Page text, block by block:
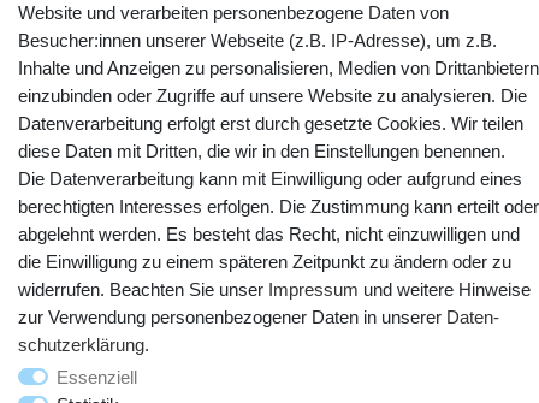
Vertrag widerrufen Kontakt
YouTube Facebook Instagram
© Copyright 2025 webtotrade GmbH. Alle Rechte vorbehalten.
Website und verarbeiten personenbezogene Daten von
Besucher:innen unserer Webseite (z.B. IP-Adresse), um z.B.
Inhalte und Anzeigen zu personalisieren, Medien von Drittanbietern
einzubinden oder Zugriffe auf unsere Website zu analysieren. Die
Datenverarbeitung erfolgt erst durch gesetzte Cookies. Wir teilen
diese Daten mit Dritten, die wir in den Einstellungen benennen.
Die Datenverarbeitung kann mit Einwilligung oder aufgrund eines
berechtigten Interesses erfolgen. Die Zustimmung kann erteilt oder
abgelehnt werden. Es besteht das Recht, nicht einzuwilligen und
die Einwilligung zu einem späteren Zeitpunkt zu ändern oder zu
widerrufen. Beachten Sie unser Impressum und weitere Hinweise
zur Verwendung personenbezogener Daten in unserer Daten­
schutz­erklärung.
Essenziell